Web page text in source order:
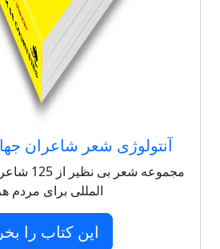
آنتولوژی شعر شاعران
مجموعه
المللی برای مردم
این کتاب را